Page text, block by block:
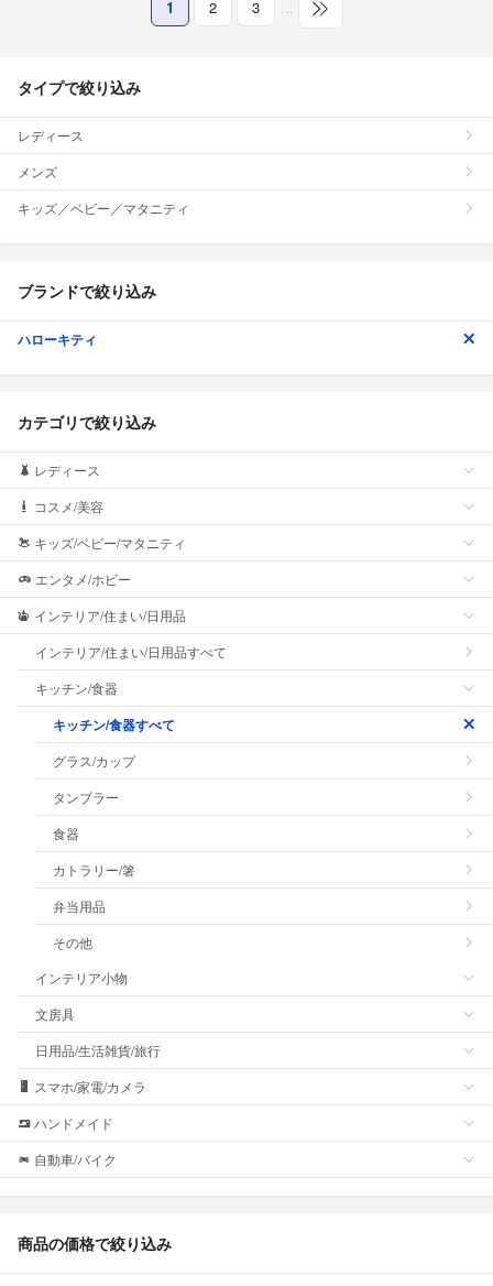
1 2 3 …
タイプで絞り込み
レディース
メンズ
キッズ／ベビー／マタニティ
ブランドで絞り込み
ハローキティ
カテゴリで絞り込み
レディース
コスメ/美容
キッズ/ベビー/マタニティ
エンタメ/ホビー
インテリア/住まい/日用品
インテリア/住まい/日用品すべて
キッチン/食器
キッチン/食器すべて
グラス/カップ
タンブラー
食器
カトラリー/箸
弁当用品
その他
インテリア小物
文房具
日用品/生活雑貨/旅行
スマホ/家電/カメラ
ハンドメイド
自動車/バイク
商品の価格で絞り込み